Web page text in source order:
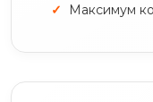
Максимум